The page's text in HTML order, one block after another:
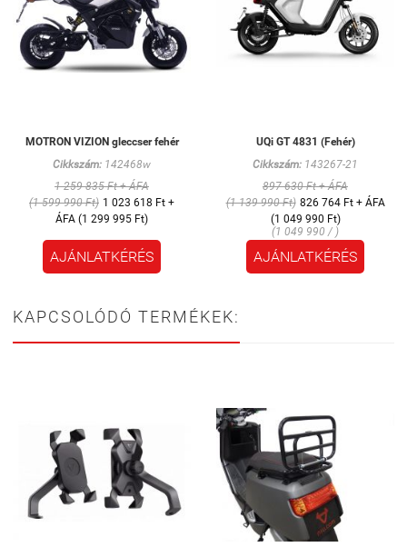
MOTRON VIZION gleccser fehér
Cikkszám: 142468w
1 259 835 Ft + ÁFA
(1 599 990 Ft) 1 023 618 Ft +
ÁFA (1 299 995 Ft)
AJÁNLATKÉRÉS
UQi GT 4831 (Fehér)
Cikkszám: 143267-21
897 630 Ft + ÁFA
(1 139 990 Ft) 826 764 Ft + ÁFA
(1 049 990 Ft)
(1 049 990 / )
AJÁNLATKÉRÉS
KAPCSOLÓDÓ TERMÉKEK: